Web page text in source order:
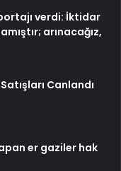
verdi: İktidar
arınacağız,
Canlandı
er gaziler hak